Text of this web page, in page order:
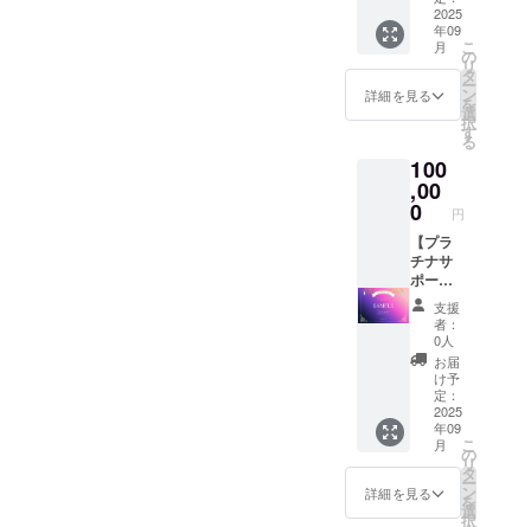
支援証
明書サ
イズ：
2000x1
414(px)
※備考欄
お名前
をお書
きくだ
さい
(会社
名・ハ
ンドル
ネーム
でも
可)。
ご支援
の順番
がその
まま掲
載順に
なりま
す(中位
枠内)。
ト(3年
間)■ デ
ジタル
支援証
明書サ
アクリ
ルキー
ホル
ダーサ
イズ：
縦4x横
1.7x厚
さ
0.3(cm)
Tシャツ
サイ
ズ：メ
ンズS・
M・L、
ディー
スM・L
※備考欄
■デジタ
ル支援
証明書
(プラチ
ナ)■ ■公
式サイ
トお名
ジット
(6年
間)■ ア
クリル
キーホ
ル
ダー・T
シャツ
が不要
の方は
こちら
のライ
トプラ
ンから
ご支援
くださ
い。 住
所・氏
名の記
2025
年09
月
詳細を見る
こ
の
リ
タ
ー
ン
を
選
択
す
る
100
,00
0 円
【プラ
チナサ
ポー
ター】
■御礼の
メッ
セージ■
■デジタ
ル支援
証明書
(プラチ
ナ)■ ■オ
リジナ
ルAIデ
ザイン
支援
者：
0人
お届
け予
定：
2025
年09
月
詳細を見る
こ
の
リ
タ
ー
ン
を
選
択